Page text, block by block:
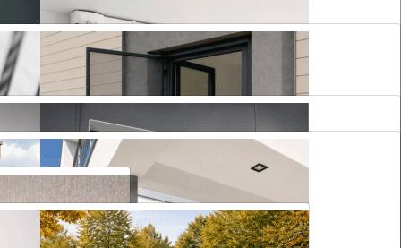
Roletai stogo langams
Plisuotos žaliuzės stogo langams
Elektriniai karnizai